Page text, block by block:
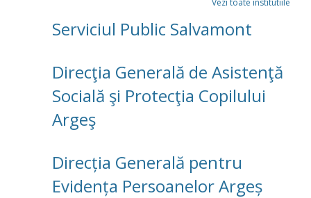
Serviciul Public Salvamont
Direcţia Generală de Asistenţă
Socială şi Protecţia Copilului
Argeş
Direcția Generală pentru
Evidența Persoanelor Argeș